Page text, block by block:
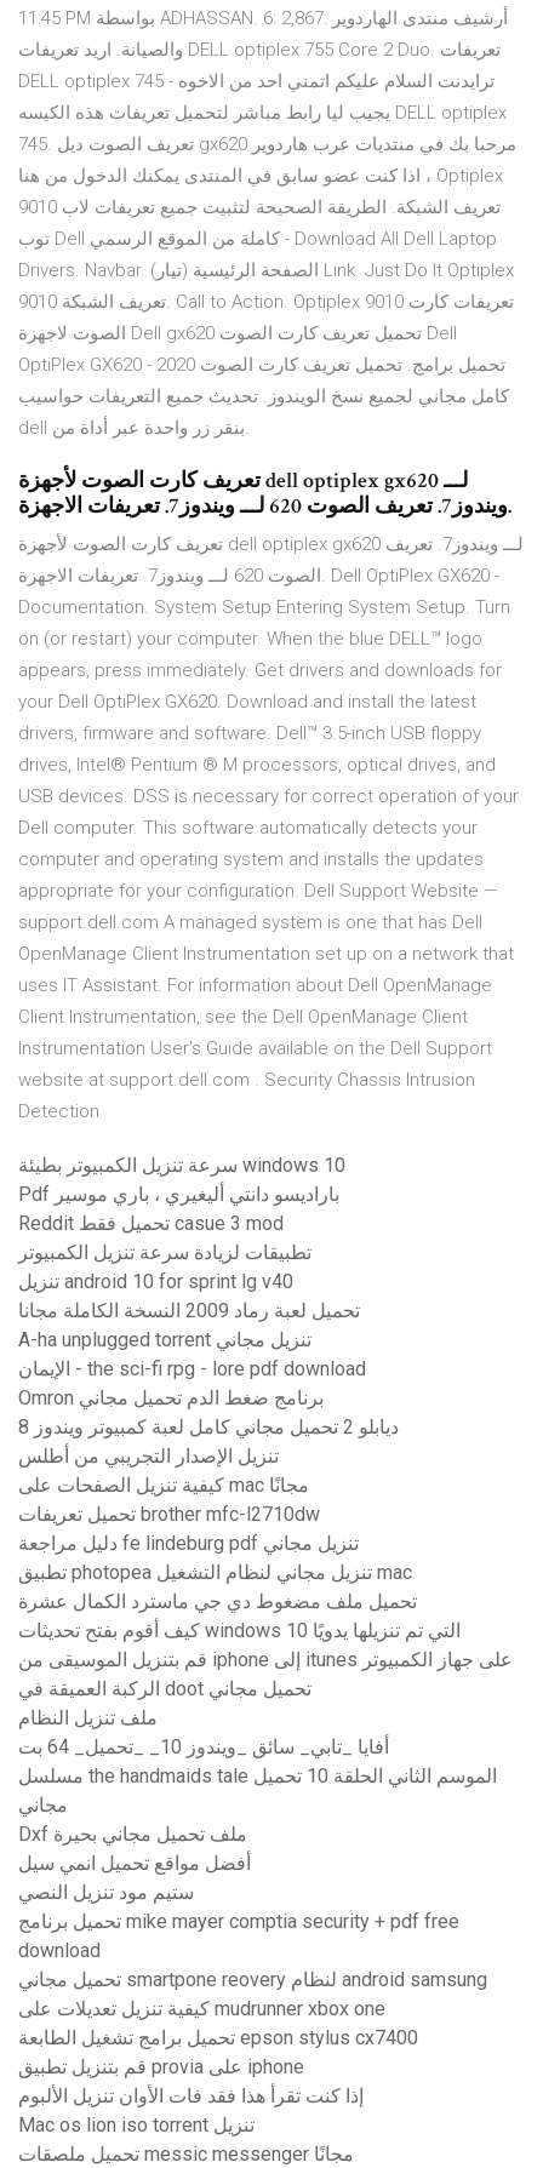
11:45 PM بواسطة ADHASSAN. 6: 2,867: أرشيف منتدى الهاردوير
والصيانة. اريد تعريفات DELL optiplex 755 Core 2 Duo. تعريفات
DELL optiplex 745 - ترايدنت السلام عليكم اتمني احد من الاخوه
يجيب ليا رابط مباشر لتحميل تعريفات هذه الكيسه DELL optiplex
745. تعريف الصوت ديل gx620 مرحبا بك في منتديات عرب هاردوير
، اذا كنت عضو سابق في المنتدى يمكنك الدخول من هنا Optiplex
9010 تعريف الشبكة. الطريقة الصحيحة لتثبيت جميع تعريفات لاب
توب Dell كاملة من الموقع الرسمي - Download All Dell Laptop
Drivers. Navbar. الصفحة الرئيسية (تيار) Link. Just Do It Optiplex
9010 تعريف الشبكة. Call to Action. Optiplex 9010 تعريفات كارت
الصوت لاجهزة Dell gx620 تحميل تعريف كارت الصوت Dell
OptiPlex GX620 - تحميل برامج. تحميل تعريف كارت الصوت 2020
كامل مجاني لجميع نسخ الويندوز. تحديث جميع التعريفات حواسيب
dell بنقر زر واحدة عبر أداة من.
تعريف كارت الصوت لأجهزة dell optiplex gx620 لـــ
ويندوز7. تعريف الصوت 620 لـــ ويندوز7. تعريفات الاجهزة.
تعريف كارت الصوت لأجهزة dell optiplex gx620 لـــ ويندوز7. تعريف
الصوت 620 لـــ ويندوز7. تعريفات الاجهزة. Dell OptiPlex GX620 -
Documentation. System Setup Entering System Setup. Turn
on (or restart) your computer. When the blue DELL™ logo
appears, press immediately. Get drivers and downloads for
your Dell OptiPlex GX620. Download and install the latest
drivers, firmware and software. Dell™ 3.5-inch USB floppy
drives, Intel® Pentium ® M processors, optical drives, and
USB devices. DSS is necessary for correct operation of your
Dell computer. This software automatically detects your
computer and operating system and installs the updates
appropriate for your configuration. Dell Support Website —
support.dell.com A managed system is one that has Dell
OpenManage Client Instrumentation set up on a network that
uses IT Assistant. For information about Dell OpenManage
Client Instrumentation, see the Dell OpenManage Client
Instrumentation User's Guide available on the Dell Support
website at support.dell.com . Security Chassis Intrusion
Detection
سرعة تنزيل الكمبيوتر بطيئة windows 10
Pdf باراديسو دانتي أليغيري ، باري موسير
Reddit تحميل فقط casue 3 mod
تطبيقات لزيادة سرعة تنزيل الكمبيوتر
تنزيل android 10 for sprint lg v40
تحميل لعبة رماد 2009 النسخة الكاملة مجانا
A-ha unplugged torrent تنزيل مجاني
الإيمان - the sci-fi rpg - lore pdf download
Omron برنامج ضغط الدم تحميل مجاني
ديابلو 2 تحميل مجاني كامل لعبة كمبيوتر ويندوز 8
تنزيل الإصدار التجريبي من أطلس
كيفية تنزيل الصفحات على mac مجانًا
تحميل تعريفات brother mfc-l2710dw
دليل مراجعة fe lindeburg pdf تنزيل مجاني
تطبيق photopea تنزيل مجاني لنظام التشغيل mac
تحميل ملف مضغوط دي جي ماسترد الكمال عشرة
كيف أقوم بفتح تحديثات windows 10 التي تم تنزيلها يدويًا
قم بتنزيل الموسيقى من iphone إلى itunes على جهاز الكمبيوتر
الركبة العميقة في doot تحميل مجاني
ملف تنزيل النظام
أفايا _تابي_ سائق _ويندوز 10_ _تحميل_ 64 بت
مسلسل the handmaids tale الموسم الثاني الحلقة 10 تحميل
مجاني
Dxf ملف تحميل مجاني بحيرة
أفضل مواقع تحميل انمي سيل
ستيم مود تنزيل النصي
تحميل برنامج mike mayer comptia security + pdf free
download
تحميل مجاني smartpone reovery لنظام android samsung
كيفية تنزيل تعديلات على mudrunner xbox one
تحميل برامج تشغيل الطابعة epson stylus cx7400
قم بتنزيل تطبيق provia على iphone
إذا كنت تقرأ هذا فقد فات الأوان تنزيل الألبوم
Mac os lion iso torrent تنزيل
تحميل ملصقات messic messenger مجانًا